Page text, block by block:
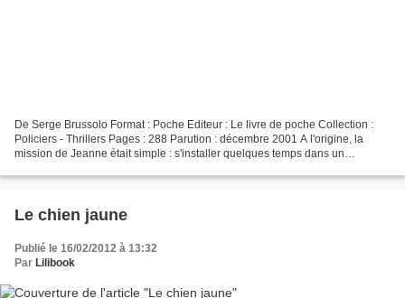
De Serge Brussolo Format : Poche Editeur : Le livre de poche Collection :
Policiers - Thrillers Pages : 288 Parution : décembre 2001 A l'origine, la
mission de Jeanne était simple : s'installer quelques temps dans un
Le chien jaune
Publié le 16/02/2012 à 13:32
Par Lilibook